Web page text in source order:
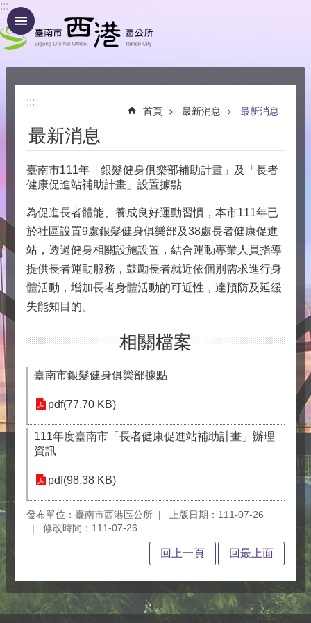
跳到主要內容區塊
:::
:::
首頁 最新消息 最新消息
最新消息
臺南市111年「銀髮健身俱樂部補助計畫」及「長者
健康促進站補助計畫」設置據點
為促進長者體能、養成良好運動習慣，本市111年已
於社區設置9處銀髮健身俱樂部及38處長者健康促進
站，透過健身相關設施設置，結合運動專業人員指導
提供長者運動服務，鼓勵長者就近依個別需求進行身
體活動，增加長者身體活動的可近性，達預防及延緩
失能知目的。
相關檔案
臺南市銀髮健身俱樂部據點
pdf(77.70 KB)
111年度臺南市「長者健康促進站補助計畫」辦理
資訊
pdf(98.38 KB)
發布單位：臺南市西港區公所
上版日期：111-07-26
修改時間：111-07-26
回上一頁 回最上面